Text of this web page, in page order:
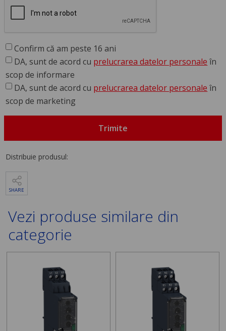
Confirm că am peste 16 ani
DA, sunt de acord cu prelucrarea datelor personale în
scop de informare
DA, sunt de acord cu prelucrarea datelor personale în
scop de marketing
Trimite
Distribuie produsul:
SHARE
Vezi produse similare din
categorie